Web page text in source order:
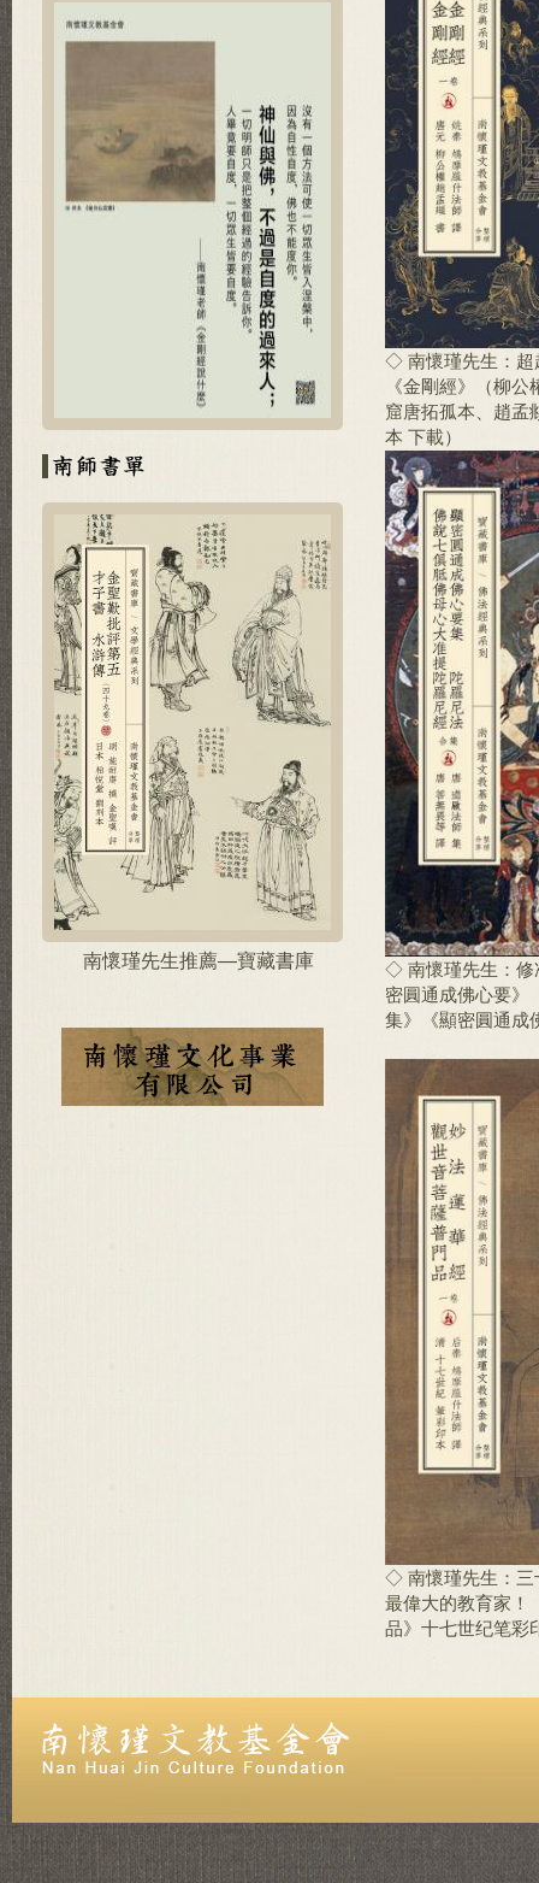
南懷瑾先生推薦—寶藏書庫
◇ 南懷瑾先生：
《金剛經》（柳
窟唐拓孤本、趙孟
本 下載）
◇ 南懷瑾先生：修
密圓通成佛心要》
集》《顯密圓通成
◇ 南懷瑾先生：三
最偉大的教育家！
品》十七世纪笔彩